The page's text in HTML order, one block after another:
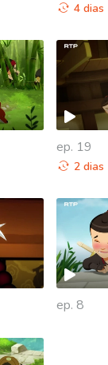
4 dias
ep. 19
2 dias
ep. 8